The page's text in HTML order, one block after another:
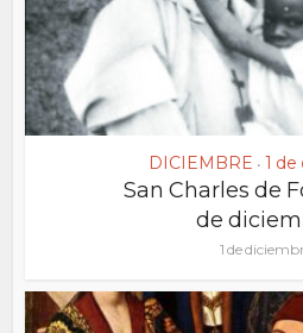
DICIEMBRE • 1
San Charles de
de
1 de